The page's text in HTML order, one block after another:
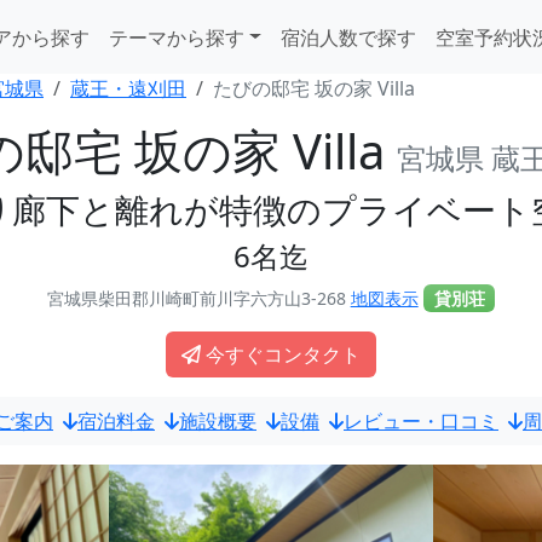
から探す テーマから探す 宿泊人数で探す
空室予約状
城県
蔵王・遠刈田 たびの邸宅 坂の家 Villa
邸宅 坂の家 Villa 宮城県 蔵
廊下と離れが特徴のプライベート
6名迄
宮城県柴田郡川崎町前川字六方山3-268 地図表示 貸別荘
今すぐコンタクト
案内 宿泊料金 施設概要 設備 レビュー・口コミ